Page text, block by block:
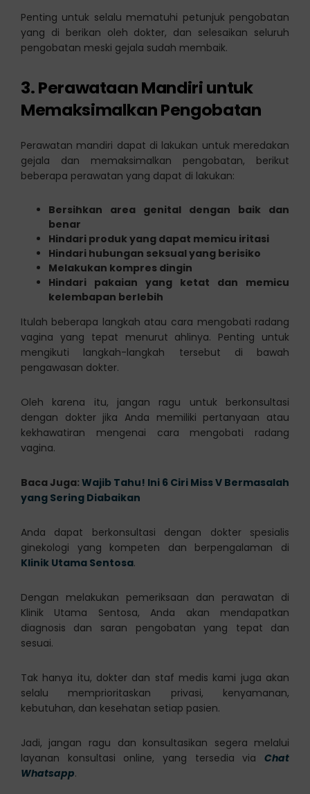
Penting untuk selalu mematuhi petunjuk pengobatan
yang di berikan oleh dokter, dan selesaikan seluruh
pengobatan meski gejala sudah membaik.
3. Perawataan Mandiri untuk
Memaksimalkan Pengobatan
Perawatan mandiri dapat di lakukan untuk meredakan
gejala dan memaksimalkan pengobatan, berikut
beberapa perawatan yang dapat di lakukan:
Bersihkan area genital dengan baik dan
benar
Hindari produk yang dapat memicu iritasi
Hindari hubungan seksual yang berisiko
Melakukan kompres dingin
Hindari pakaian yang ketat dan memicu
kelembapan berlebih
Itulah beberapa langkah atau cara mengobati radang
vagina yang tepat menurut ahlinya. Penting untuk
mengikuti langkah-langkah tersebut di bawah
pengawasan dokter.
Oleh karena itu, jangan ragu untuk berkonsultasi
dengan dokter jika Anda memiliki pertanyaan atau
kekhawatiran mengenai cara mengobati radang
vagina.
Baca Juga: Wajib Tahu! Ini 6 Ciri Miss V Bermasalah
yang Sering Diabaikan
Anda dapat berkonsultasi dengan dokter spesialis
ginekologi yang kompeten dan berpengalaman di
Klinik Utama Sentosa.
Dengan melakukan pemeriksaan dan perawatan di
Klinik Utama Sentosa, Anda akan mendapatkan
diagnosis dan saran pengobatan yang tepat dan
sesuai.
Tak hanya itu, dokter dan staf medis kami juga akan
selalu memprioritaskan privasi, kenyamanan,
kebutuhan, dan kesehatan setiap pasien.
Jadi, jangan ragu dan konsultasikan segera melalui
layanan konsultasi online, yang tersedia viaChat
Whatsapp.